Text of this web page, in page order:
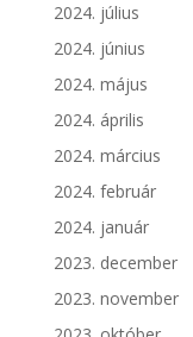
2024. július
2024. június
2024. május
2024. április
2024. március
2024. február
2024. január
2023. december
2023. november